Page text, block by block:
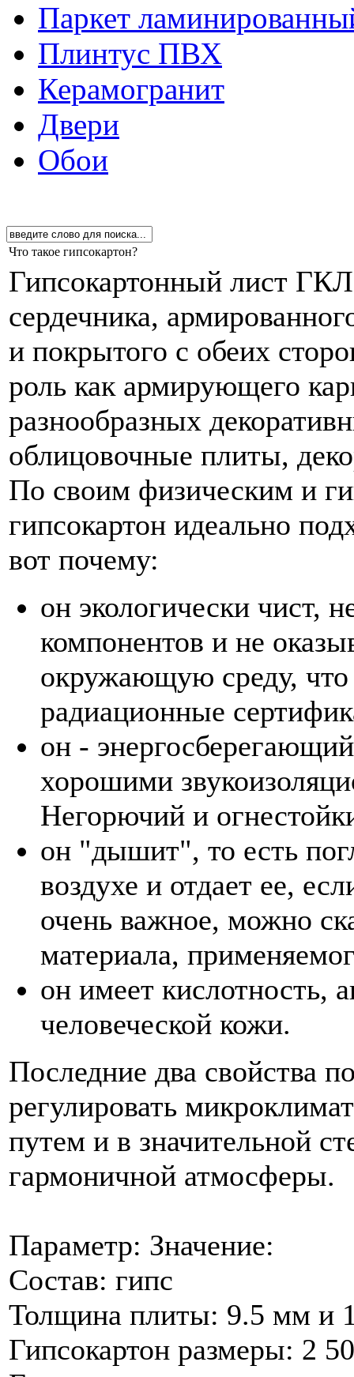
Паркет
Плинтус ПВХ
Керамогранит
Двери
Обои
Что такое гипсокартон?
Гипсокартонный лист ГКЛ
сердечника,
и покрытого с обеих
роль как армирующего
разнообразных
облицовочные плиты,
По своим физическим и
гипсокартон идеально
вот почему:
он экологически чист,
компонентов и не
окружающую среду, что
радиационные
он -
хорошими
Негорючий и
он "дышит", то есть
воздухе и отдает ее,
очень важное, можно
материала,
он имеет кислотность,
человеческой кожи.
Последние два свойства
регулировать
путем и в значительной
гармоничной атмосферы.
Параметр: Значение:
Состав: гипс
Толщина плиты: 9.5 мм и
Гипсокартон размеры: 2